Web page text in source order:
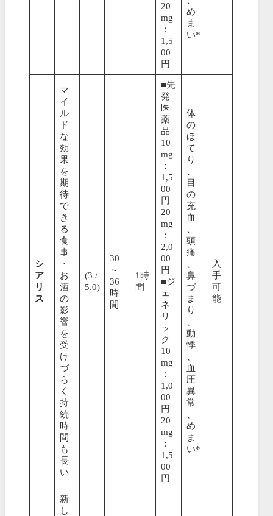
20
mg
：
1,5
00
円
め
ま
い*
シ
ア
リ
ス
マ
イ
ル
ド
な
効
果
を
期
待
で
き
る
食
事
・
お
酒
の
影
響
を
受
け
づ
ら
く
持
続
時
間
も
長
い
(3 /
5.0)
30
～
36
時
間
1時
間
■先
発
医
薬
品
10
mg
：
1,5
00
円
20
mg
：
2,0
00
円
■ジ
ェ
ネ
リ
ッ
ク
10
mg
：
1,0
00
円
20
mg
：
1,5
00
円
体
の
ほ
て
り
目
の
充
血
頭
痛
鼻
づ
ま
り
動
悸
血
圧
異
常
め
ま
い*
入
手
可
能
新
し